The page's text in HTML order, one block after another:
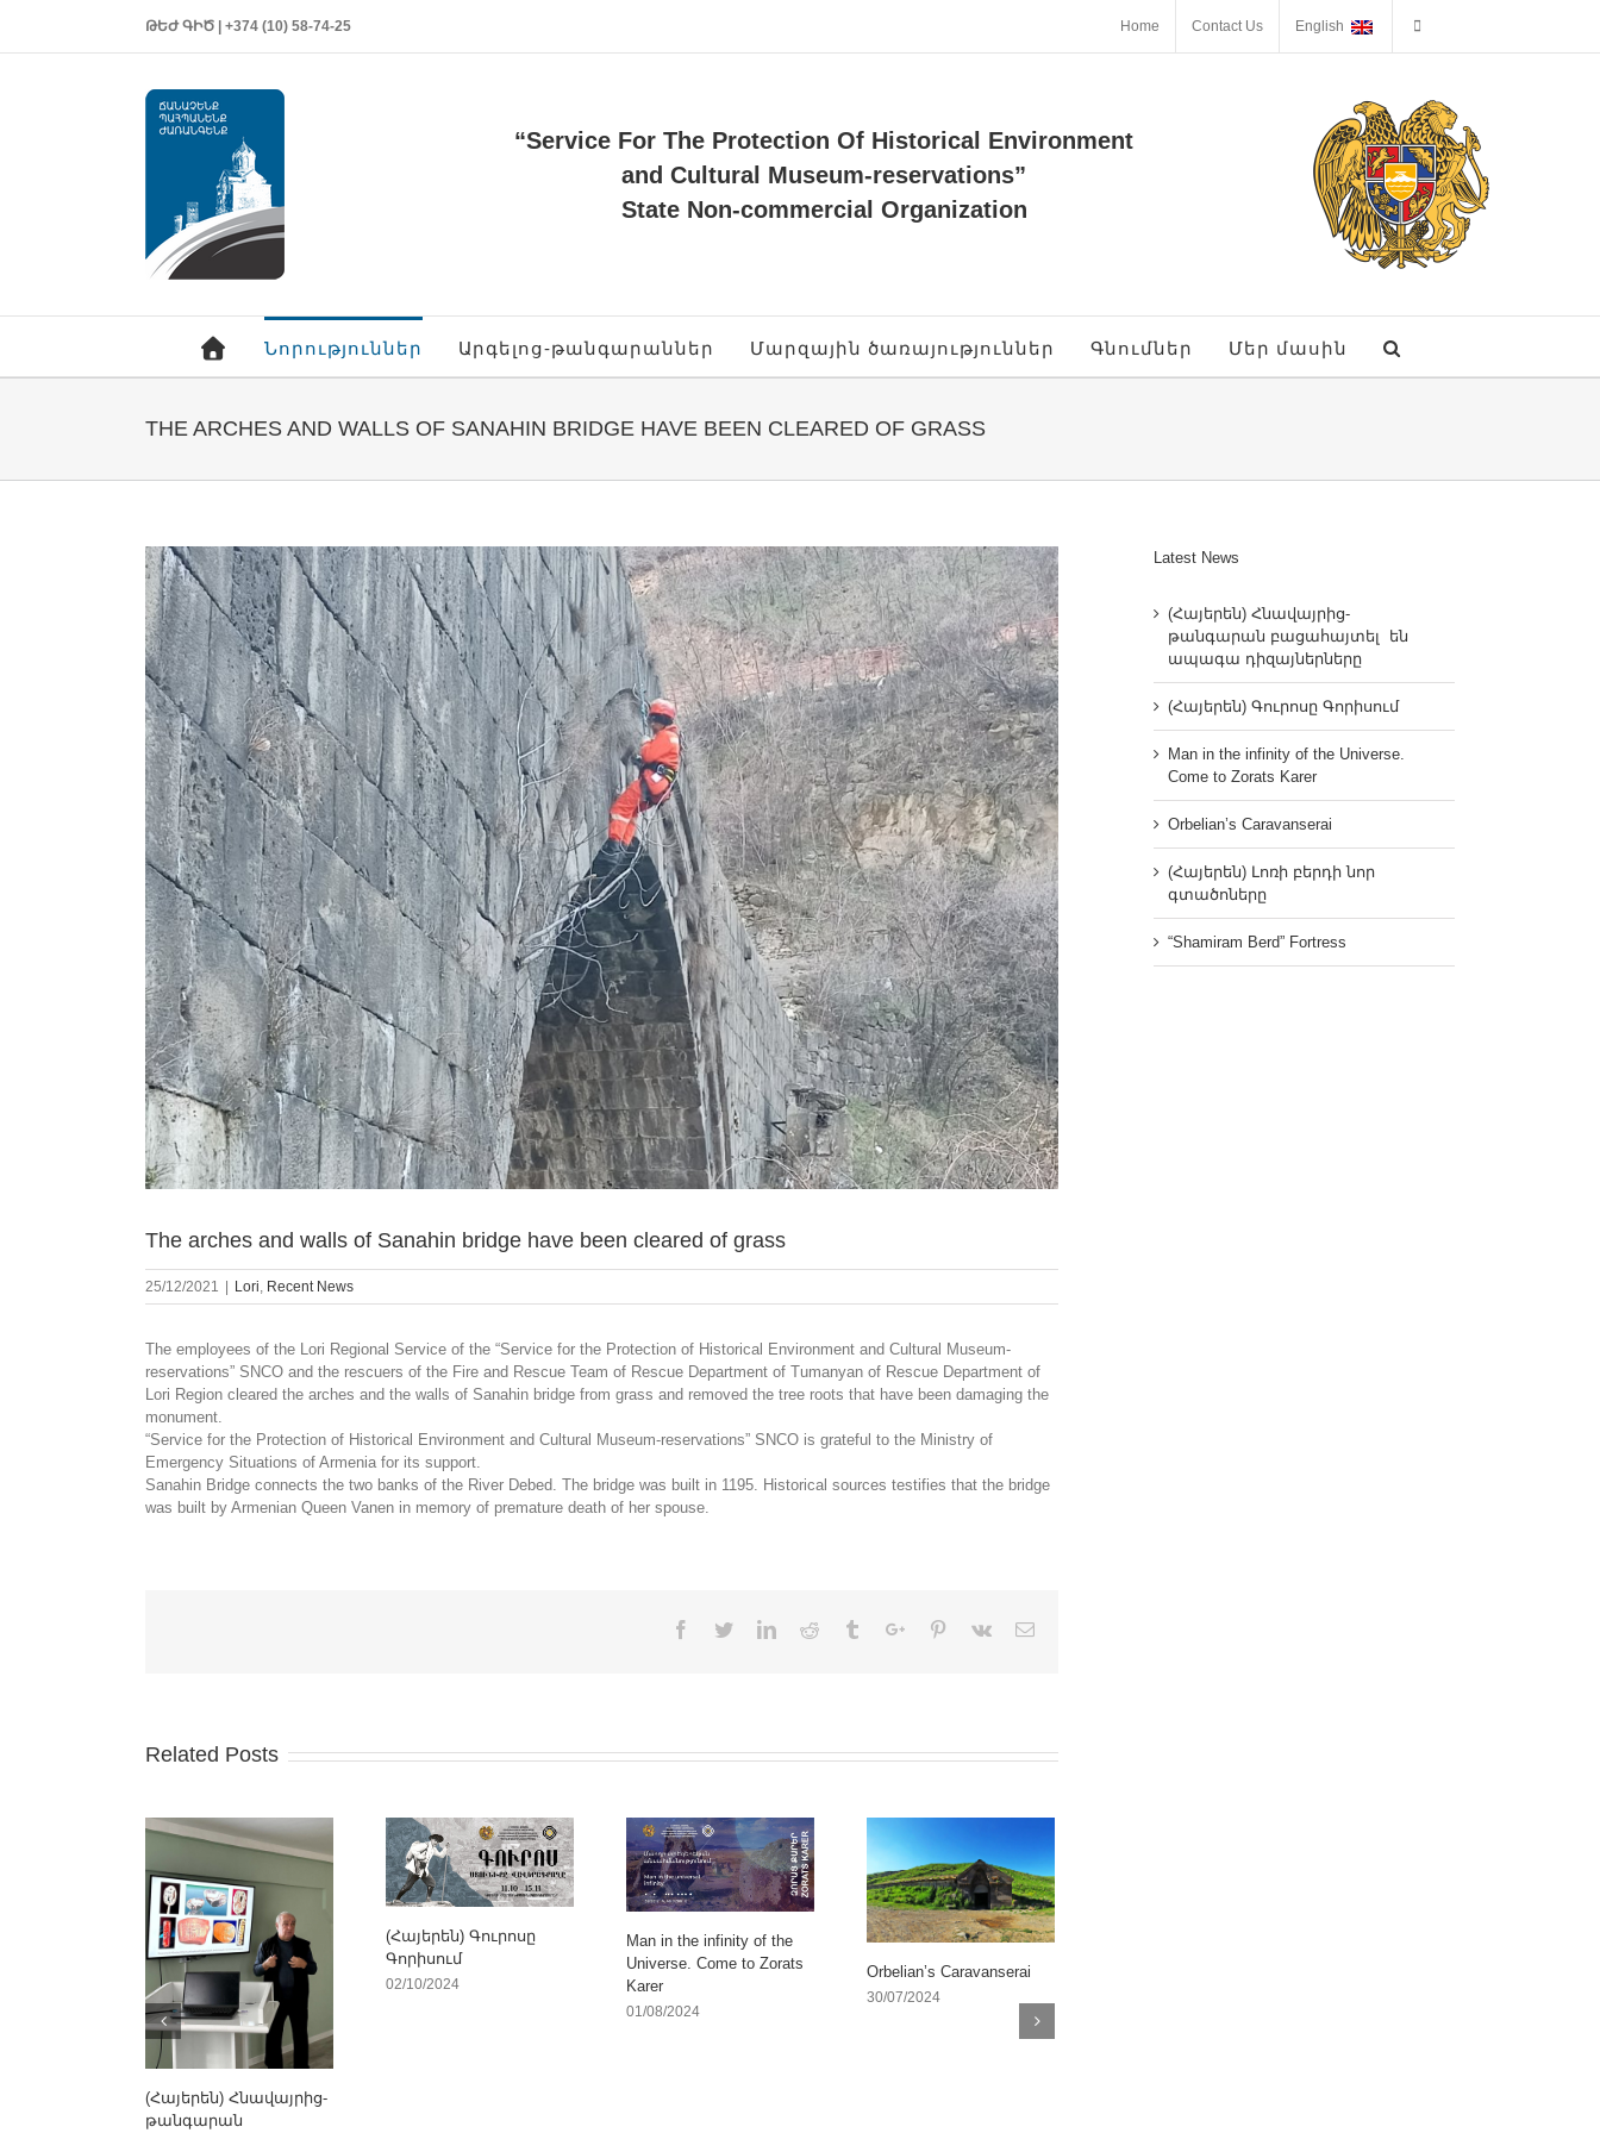
ԹԵԺ ԳԻԾ | +374 (10) 58-74-25 Home Contact Us English
“Service For The Protection Of Historical Environment
and Cultural Museum-reservations”
State Non-commercial Organization
Նորություններ Արգելոց-թանգարաններ Մարզային ծառայություններ Գնումներ Մեր մասին
THE ARCHES AND WALLS OF SANAHIN BRIDGE HAVE BEEN CLEARED OF GRASS
View
Larger
Image
The arches and walls of Sanahin bridge have been cleared of grass
25/12/2021 Lori, Recent News
The employees of the Lori Regional Service of the “Service for the Protection of Historical Environment and Cultural Museum-
reservations” SNCO and the rescuers of the Fire and Rescue Team of Rescue Department of Tumanyan of Rescue Department of
Lori Region cleared the arches and the walls of Sanahin bridge from grass and removed the tree roots that have been damaging the
monument.
“Service for the Protection of Historical Environment and Cultural Museum-reservations” SNCO is grateful to the Ministry of
Emergency Situations of Armenia for its support.
Sanahin Bridge connects the two banks of the River Debed. The bridge was built in 1195. Historical sources testifies that the bridge
was built by Armenian Queen Vanen in memory of premature death of her spouse.
Facebook
TwitterLinkedinReddit TumblrGoogle+Pinterest
Vk Email
Related Posts
(Հայերեն) Հնավայրից-
թանգարան
(Հայերեն) Գուրոսը
Գորիսում
02/10/2024
Man in the infinity of the
Universe. Come to Zorats
Karer
01/08/2024
Orbelian’s Caravanserai
30/07/2024
Latest News
(Հայերեն) Հնավայրից-
թանգարան բացահայտել են
ապագա դիզայներները
(Հայերեն) Գուրոսը Գորիսում
Man in the infinity of the Universe.
Come to Zorats Karer
Orbelian’s Caravanserai
(Հայերեն) Լոռի բերդի նոր
գտածոները
“Shamiram Berd” Fortress